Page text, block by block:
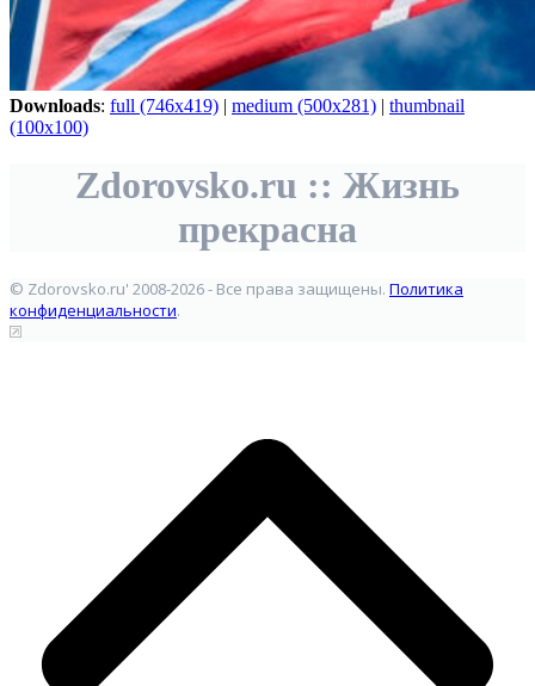
Downloads: full (746x419) | medium (500x281) | thumbnail
(100x100)
Zdorovsko.ru :: Жизнь
прекрасна
© Zdorovsko.ru' 2008-2026 - Все права защищены. Политика
конфиденциальности.